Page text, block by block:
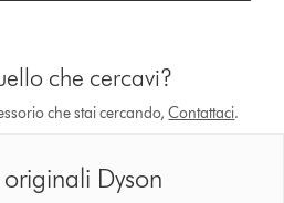
che cercavi?
che stai cercando,Contattaci.
Dyson